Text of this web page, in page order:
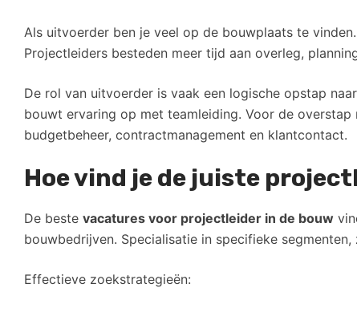
Als uitvoerder ben je veel op de bouwplaats te
Projectleiders besteden meer tijd aan overleg,
De rol van uitvoerder is vaak een logische opstap
bouwt ervaring op met teamleiding. Voor de
budgetbeheer, contractmanagement en klantcontact.
Hoe vind je de juiste
De beste vacatures voor projectleider in de bouw
bouwbedrijven. Specialisatie in specifieke
Effectieve zoekstrategieën: